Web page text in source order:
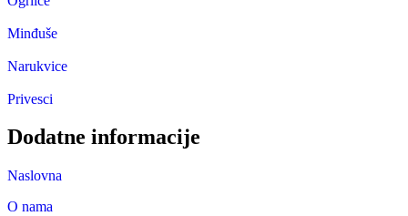
Minđuše
Narukvice
Privesci
Dodatne informacije
Naslovna
O nama